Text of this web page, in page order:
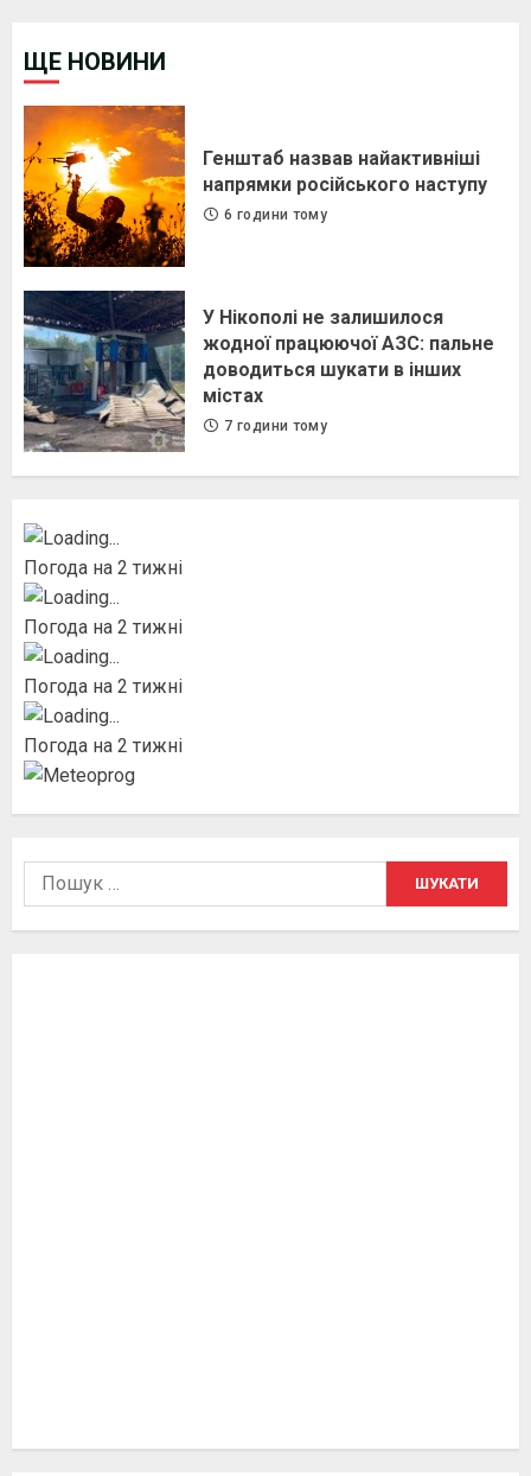
ЩЕ НОВИНИ
Генштаб назвав найактивніші
напрямки російського наступу
6 години тому
У Нікополі не залишилося
жодної працюючої АЗС: пальне
доводиться шукати в інших
містах
7 години тому
Погода на 2 тижні
Погода на 2 тижні
Погода на 2 тижні
Погода на 2 тижні
Пошук: